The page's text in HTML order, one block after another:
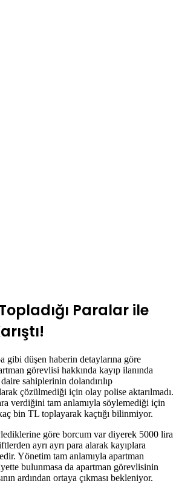
Paralar ile
gibi düşen haberin detaylarına göre
görevlisi hakkında kayıp ilanında
sahiplerinin dolandırılıp
çözülmediği için olay polise aktarılmadı.
verdiğini tam anlamıyla söylemediği için
bin TL toplayarak kaçtığı bilinmiyor.
göre borcum var diyerek 5000 lira
ayrı ayrı para alarak kayıplara
Yönetim tam anlamıyla apartman
bulunmasa da apartman görevlisinin
ardından ortaya çıkması bekleniyor.